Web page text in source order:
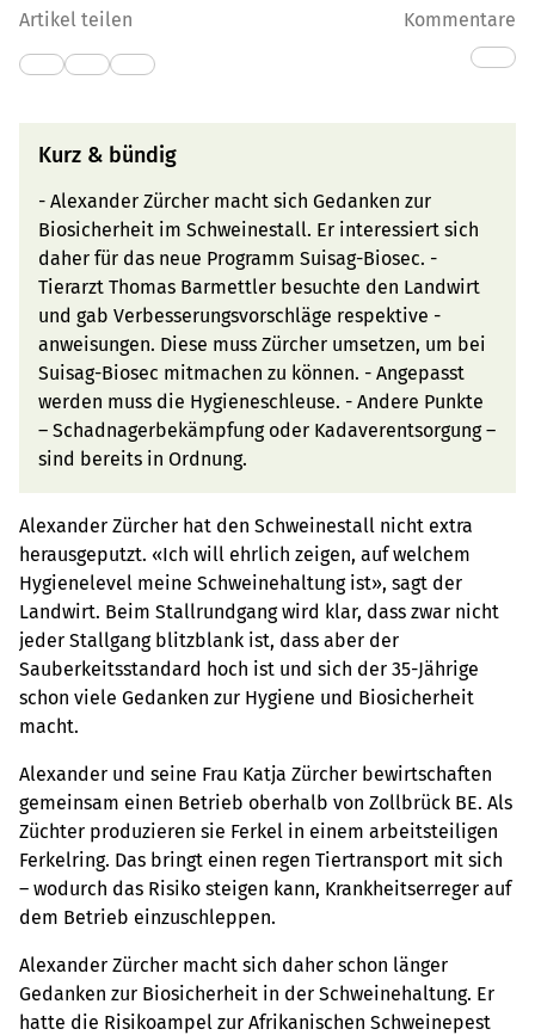
Artikel teilen Kommentare
Kurz & bündig
- Alexander Zürcher macht sich Gedanken zur
Biosicherheit im Schweinestall. Er interessiert sich
daher für das neue Programm Suisag-Biosec. -
Tierarzt Thomas Barmettler besuchte den Landwirt
und gab Verbesserungsvorschläge respektive -
anweisungen. Diese muss Zürcher umsetzen, um bei
Suisag-Biosec mitmachen zu können. - Angepasst
werden muss die Hygieneschleuse. - Andere Punkte
– Schadnagerbekämpfung oder Kadaverentsorgung –
sind bereits in Ordnung.
Alexander Zürcher hat den Schweinestall nicht extra
herausgeputzt. «Ich will ehrlich zeigen, auf welchem
Hygienelevel meine Schweinehaltung ist», sagt der
Landwirt. Beim Stallrundgang wird klar, dass zwar nicht
jeder Stallgang blitzblank ist, dass aber der
Sauberkeitsstandard hoch ist und sich der 35-Jährige
schon viele Gedanken zur Hygiene und Biosicherheit
macht.
Alexander und seine Frau Katja Zürcher bewirtschaften
gemeinsam einen Betrieb oberhalb von Zollbrück BE. Als
Züchter produzieren sie Ferkel in einem arbeitsteiligen
Ferkelring. Das bringt einen regen Tiertransport mit sich
– wodurch das Risiko steigen kann, Krankheitserreger auf
dem Betrieb einzuschleppen.
Alexander Zürcher macht sich daher schon länger
Gedanken zur Biosicherheit in der Schweinehaltung. Er
hatte die Risikoampel zur Afrikanischen Schweinepest